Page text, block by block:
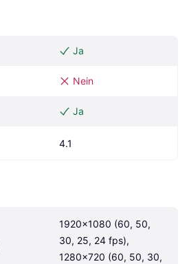
Ja
Nein
Ja
4.1
1920x1080 (60, 50,
30, 25, 24 fps),
1280x720 (60, 50, 30,